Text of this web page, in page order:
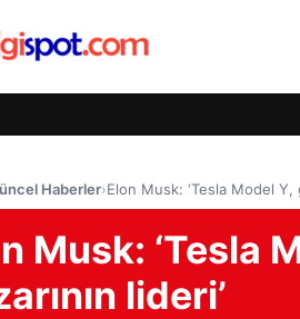
Haberler›Elon Musk: ‘Tesla Model Y,
Musk: ‘Tesla
lideri’